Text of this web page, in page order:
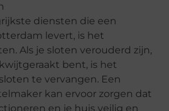
diensten die een
levert, is het
Als je sloten verouderd zijn,
bent, is het
te vervangen. Een
kan ervoor zorgen dat
en je huis veilig en